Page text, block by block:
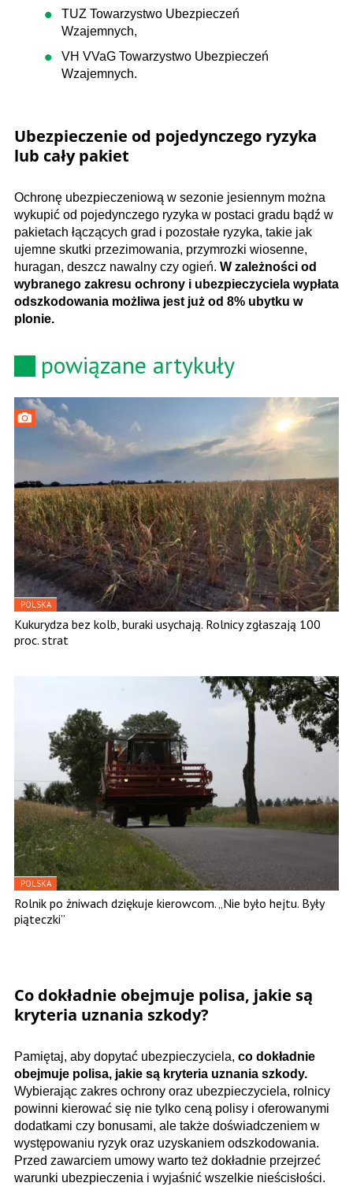
TUZ Towarzystwo Ubezpieczeń
Wzajemnych,
VH VVaG Towarzystwo Ubezpieczeń
Wzajemnych.
Ubezpieczenie od pojedynczego ryzyka
lub cały pakiet
Ochronę ubezpieczeniową w sezonie jesiennym można
wykupić od pojedynczego ryzyka w postaci gradu bądź w
pakietach łączących grad i pozostałe ryzyka, takie jak
ujemne skutki przezimowania, przymrozki wiosenne,
huragan, deszcz nawalny czy ogień. W zależności od
wybranego zakresu ochrony i ubezpieczyciela wypłata
odszkodowania możliwa jest już od 8% ubytku w
plonie.
powiązane artykuły
POLSKA
Kukurydza bez kolb, buraki usychają. Rolnicy zgłaszają 100
proc. strat
POLSKA
Rolnik po żniwach dziękuje kierowcom. „Nie było hejtu. Były
piąteczki”
Co dokładnie obejmuje polisa, jakie są
kryteria uznania szkody?
Pamiętaj, aby dopytać ubezpieczyciela, co dokładnie
obejmuje polisa, jakie są kryteria uznania szkody.
Wybierając zakres ochrony oraz ubezpieczyciela, rolnicy
powinni kierować się nie tylko ceną polisy i oferowanymi
dodatkami czy bonusami, ale także doświadczeniem w
występowaniu ryzyk oraz uzyskaniem odszkodowania.
Przed zawarciem umowy warto też dokładnie przejrzeć
warunki ubezpieczenia i wyjaśnić wszelkie nieścisłości.